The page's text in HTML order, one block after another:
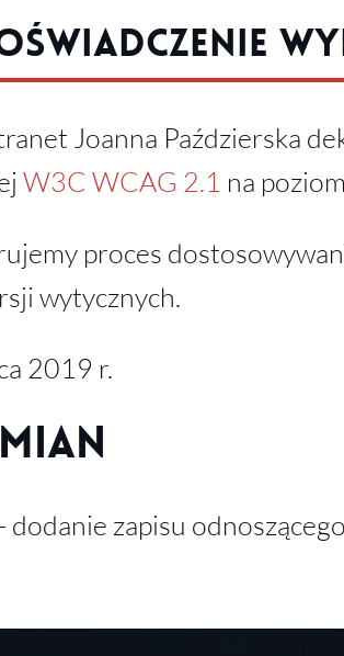
Joanna Paździerska
W3C WCAG 2.1 na
proces
wytycznych.
2019 r.
dodanie zapisu